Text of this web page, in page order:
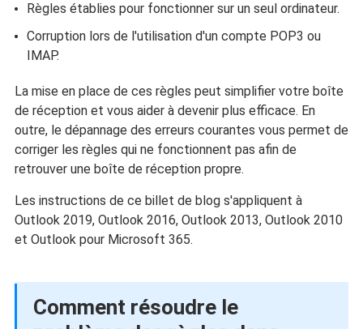
Règles établies pour fonctionner sur un seul ordinateur.
Corruption lors de l'utilisation d'un compte POP3 ou
IMAP.
La mise en place de ces règles peut simplifier votre boîte
de réception et vous aider à devenir plus efficace. En
outre, le dépannage des erreurs courantes vous permet de
corriger les règles qui ne fonctionnent pas afin de
retrouver une boîte de réception propre.
Les instructions de ce billet de blog s'appliquent à
Outlook 2019, Outlook 2016, Outlook 2013, Outlook 2010
et Outlook pour Microsoft 365.
Comment résoudre le